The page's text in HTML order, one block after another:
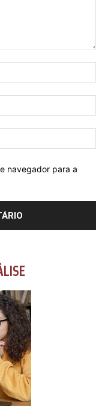
navegador para a